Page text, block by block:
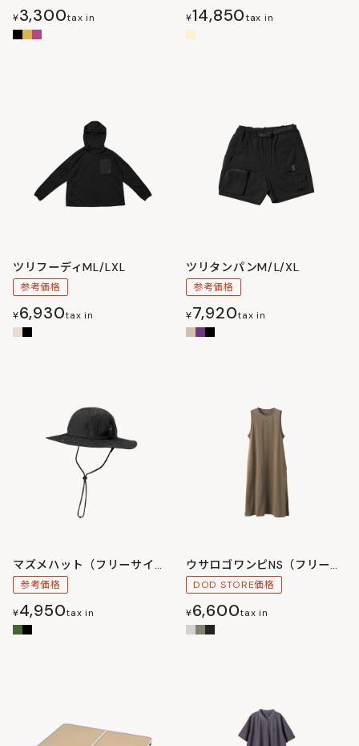
¥3,300tax in ¥14,850tax in
ツリフーディML/LXL
参考価格
¥6,930tax in
ツリタンパンM/L/XL
参考価格
¥7,920tax in
マズメハット（フリーサイズ）
参考価格
¥4,950tax in
ウサロゴワンピNS（フリーサイズ）
DOD STORE価格
¥6,600tax in